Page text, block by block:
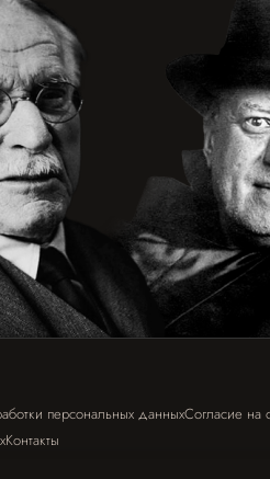
персональных данныхСогласие на
Контакты